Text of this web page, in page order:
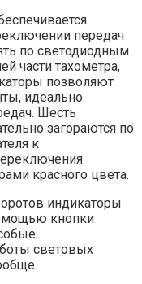
передач
по светодиодным
части тахометра,
позволяют
идеально
Шесть
загораются по
к
красного цвета.
индикаторы
кнопки
световых